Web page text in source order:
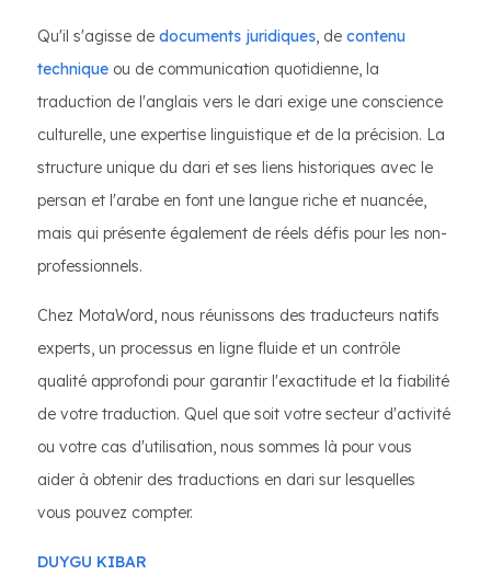
Qu'il s'agisse de documents juridiques, de contenu
technique ou de communication quotidienne, la
traduction de l'anglais vers le dari exige une conscience
culturelle, une expertise linguistique et de la précision. La
structure unique du dari et ses liens historiques avec le
persan et l'arabe en font une langue riche et nuancée,
mais qui présente également de réels défis pour les non-
professionnels.
Chez MotaWord, nous réunissons des traducteurs natifs
experts, un processus en ligne fluide et un contrôle
qualité approfondi pour garantir l'exactitude et la fiabilité
de votre traduction. Quel que soit votre secteur d'activité
ou votre cas d'utilisation, nous sommes là pour vous
aider à obtenir des traductions en dari sur lesquelles
vous pouvez compter.
DUYGU KIBAR